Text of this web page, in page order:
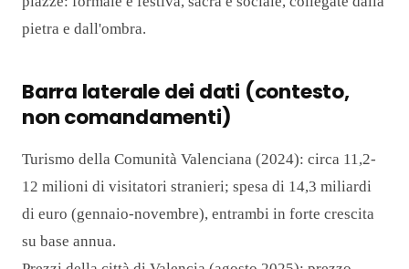
pietra e dall'ombra.
Barra laterale dei dati (contesto,
non comandamenti)
Turismo della Comunità Valenciana (2024): circa 11,2-
12 milioni di visitatori stranieri; spesa di 14,3 miliardi
di euro (gennaio-novembre), entrambi in forte crescita
su base annua.